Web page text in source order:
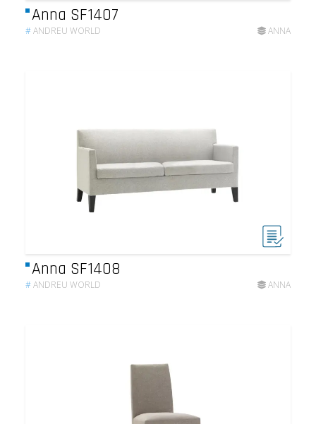
Anna SF1407
#ANDREU WORLD ANNA
Anna SF1408
#ANDREU WORLD ANNA